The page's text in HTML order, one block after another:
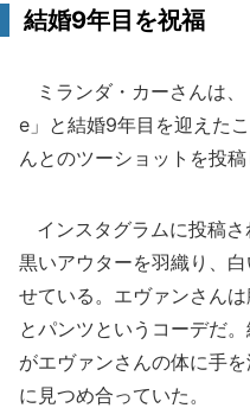
結婚9年目を祝福
ミランダ・カーさんは
e」と結婚9年目を迎えた
んとのツーショットを投稿
インスタグラムに投稿
黒いアウターを羽織り、
せている。エヴァンさん
とパンツというコーデだ
がエヴァンさんの体に手
に見つめ合っていた。